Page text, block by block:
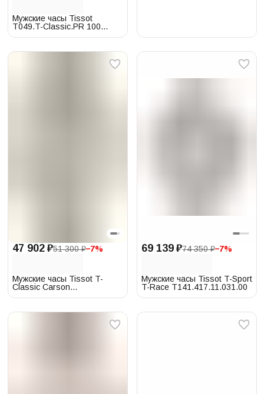
Мужские часы Tissot
T049.T-Classic.PR 100
47 902 ₽51 300 ₽−7%
Мужские часы Tissot T-
Classic Carson
T122.410.22.033.00
69 139 ₽74 350 ₽−7%
Мужские часы Tissot T-Sport
T-Race T141.417.11.031.00